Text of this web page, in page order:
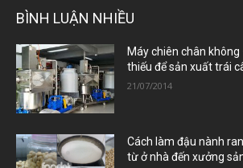
BÌNH LUẬN NHIỀU
Máy chiên chân
thiếu để sản xuất trái
21/07/2014
Cách làm đậu nành
từ ở nhà đến xưởng